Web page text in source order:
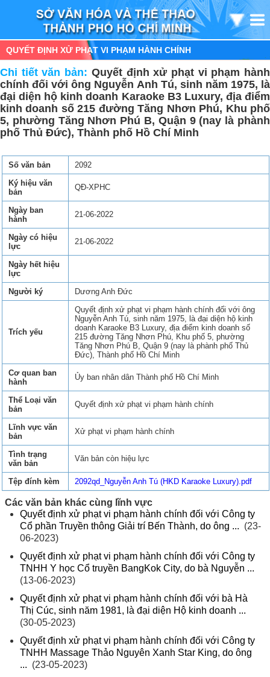
QUYẾT ĐỊNH XỬ PHẠT VI PHẠM HÀNH CHÍNH
Chi tiết văn bản: Quyết định xử phạt vi phạm hành
chính đối với ông Nguyễn Anh Tú, sinh năm 1975, là
đại diện hộ kinh doanh Karaoke B3 Luxury, địa điểm
kinh doanh số 215 đường Tăng Nhơn Phú, Khu phố
5, phường Tăng Nhơn Phú B, Quận 9 (nay là phành
phố Thủ Đức), Thành phố Hồ Chí Minh
Số văn bản
2092
Ký hiệu văn
bản
QĐ-XPHC
Ngày ban
hành
21-06-2022
Ngày có hiệu
lực
21-06-2022
Ngày hết hiệu
lực
Người ký
Dương Anh Đức
Trích yếu
Quyết định xử phạt vi phạm hành chính đối với ông
Nguyễn Anh Tú, sinh năm 1975, là đại diện hộ kinh
doanh Karaoke B3 Luxury, địa điểm kinh doanh số
215 đường Tăng Nhơn Phú, Khu phố 5, phường
Tăng Nhơn Phú B, Quận 9 (nay là phành phố Thủ
Đức), Thành phố Hồ Chí Minh
Cơ quan ban
hành
Ủy ban nhân dân Thành phố Hồ Chí Minh
Thể Loại văn
bản
Quyết định xử phạt vi phạm hành chính
Lĩnh vực văn
bản
Xử phạt vi phạm hành chính
Tình trạng
văn bản
Văn bản còn hiệu lực
Tệp đính kèm 2092qd_Nguyễn Anh Tú (HKD Karaoke Luxury).pdf
Các văn bản khác cùng lĩnh vực
Quyết định xử phạt vi phạm hành chính đối với Công ty
Cổ phần Truyền thông Giải trí Bến Thành, do ông ... (23-
06-2023)
Quyết định xử phạt vi phạm hành chính đối với Công ty
TNHH Y học Cổ truyền BangKok City, do bà Nguyễn ...
(13-06-2023)
Quyết định xử phạt vi phạm hành chính đối với bà Hà
Thị Cúc, sinh năm 1981, là đại diện Hộ kinh doanh ...
(30-05-2023)
Quyết định xử phạt vi phạm hành chính đối với Công ty
TNHH Massage Thảo Nguyên Xanh Star King, do ông
... (23-05-2023)